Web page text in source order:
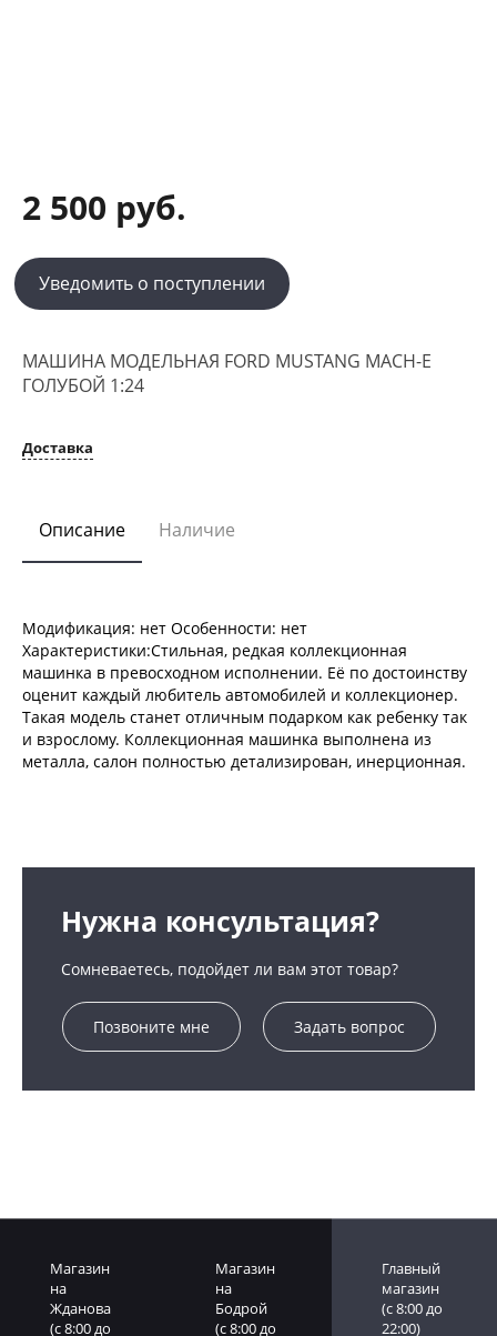
2 500 руб.
Уведомить о поступлении
МАШИНА МОДЕЛЬНАЯ FORD MUSTANG MACH-E
ГОЛУБОЙ 1:24
Доставка
Описание Наличие
Модификация: нет Особенности: нет
Характеристики:Стильная, редкая коллекционная
машинка в превосходном исполнении. Её по достоинству
оценит каждый любитель автомобилей и коллекционер.
Такая модель станет отличным подарком как ребенку так
и взрослому. Коллекционная машинка выполнена из
металла, салон полностью детализирован, инерционная.
Нужна консультация?
Сомневаетесь, подойдет ли вам этот товар?
Позвоните мне Задать вопрос
Магазин
на
Жданова
(c 8:00 до
Магазин
на
Бодрой
(c 8:00 до
Главный
магазин
(c 8:00 до
22:00)